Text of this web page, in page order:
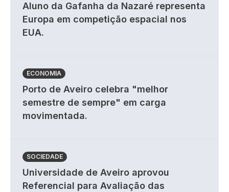
Aluno da Gafanha da Nazaré representa
Europa em competição espacial nos
EUA.
ECONOMIA
Porto de Aveiro celebra "melhor
semestre de sempre" em carga
movimentada.
SOCIEDADE
Universidade de Aveiro aprovou
Referencial para Avaliação das